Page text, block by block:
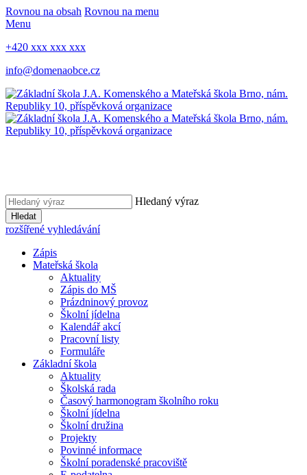
Rovnou na obsah Rovnou na menu
Menu
+420 xxx xxx xxx
info@domenaobce.cz
Hledaný výraz
Hledat
rozšířené vyhledávání
Zápis
Mateřská škola
Aktuality
Zápis do MŠ
Prázdninový provoz
Školní jídelna
Kalendář akcí
Pracovní listy
Formuláře
Základní škola
Aktuality
Školská rada
Časový harmonogram školního roku
Školní jídelna
Školní družina
Projekty
Povinné informace
Školní poradenské pracoviště